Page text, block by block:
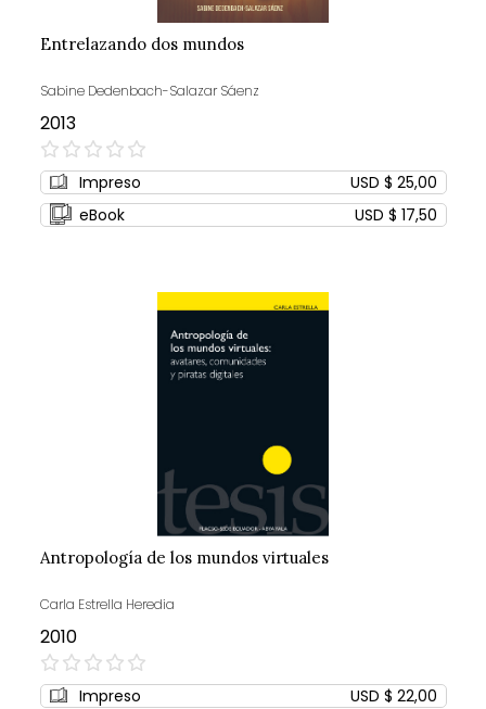
Entrelazando dos mundos
Sabine Dedenbach-Salazar Sáenz
2013
0%
Impreso
USD $ 25,00
eBook
USD $ 17,50
Antropología de los mundos virtuales
Carla Estrella Heredia
2010
0%
Impreso USD $ 22,00